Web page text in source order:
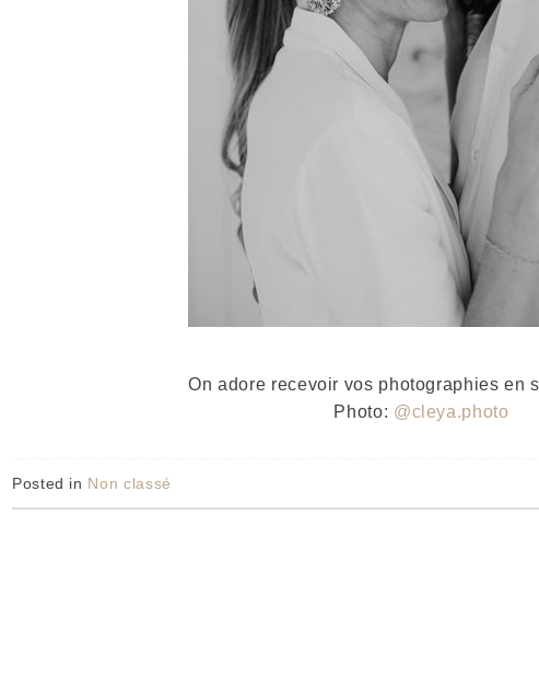
On adore recevoir vos photographies en
Photo: @cleya.photo
Posted in Non classé